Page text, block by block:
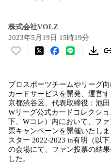
株式会社VOLZ
2023年5月19日 15時19分
い
！
数
を
読
み
込
み
中
プロスポーツチームやリーグ
カードサービスを開発、運営
京都渋谷区、代表取締役：池
Wリーグ公式カードコレクシ
下、Wコレ）内において、フ
票キャンペーンを開催いたし
スター 2022-2023 in有明（以
の会場にて、ファン投票の結
した。